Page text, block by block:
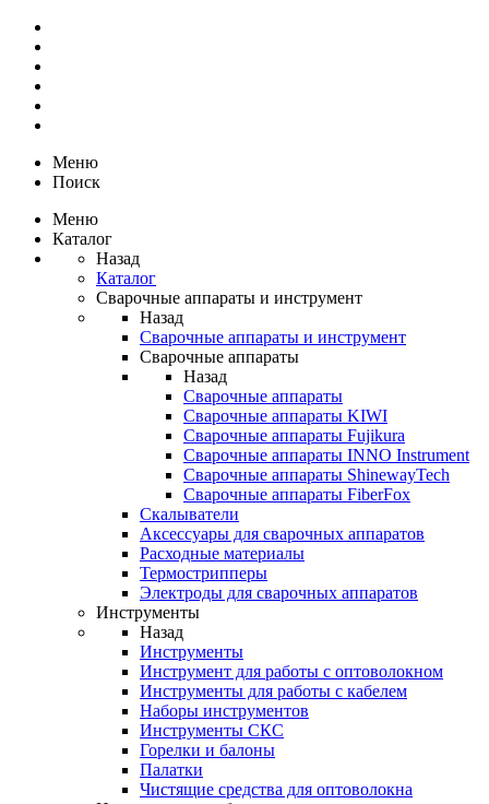
Меню
Поиск
Меню
Каталог
Назад
Каталог
Сварочные аппараты и инструмент
Назад
Сварочные аппараты и инструмент
Сварочные аппараты
Назад
Сварочные аппараты
Сварочные аппараты KIWI
Сварочные аппараты Fujikura
Сварочные аппараты INNO Instrument
Сварочные аппараты ShinewayTech
Cварочные аппараты FiberFox
Скалыватели
Аксессуары для сварочных аппаратов
Расходные материалы
Термострипперы
Электроды для сварочных аппаратов
Инструменты
Назад
Инструменты
Инструмент для работы с оптоволокном
Инструменты для работы с кабелем
Наборы инструментов
Инструменты СКС
Горелки и балоны
Палатки
Чистящие средства для оптоволокна